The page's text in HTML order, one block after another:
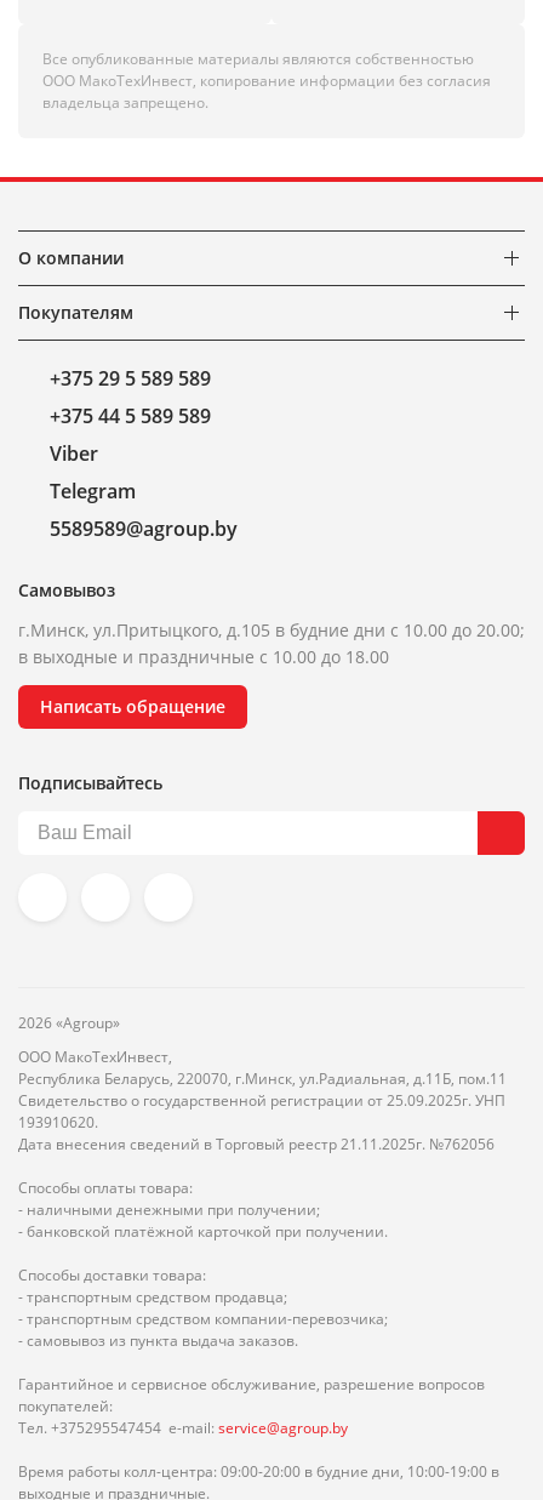
Все опубликованные материалы являются собственностью
ООО МакоТехИнвест, копирование информации без согласия
владельца запрещено.
О компании
Покупателям
+375 29 5 589 589
+375 44 5 589 589
Viber
Telegram
5589589@agroup.by
Самовывоз
г.Минск, ул.Притыцкого, д.105 в будние дни с 10.00 до 20.00;
в выходные и праздничные с 10.00 до 18.00
Написать обращение
Подписывайтесь
2026 «Agroup»
ООО МакоТехИнвест,
Республика Беларусь, 220070, г.Минск, ул.Радиальная, д.11Б, пом.11
Свидетельство о государственной регистрации от 25.09.2025г. УНП
193910620.
Дата внесения сведений в Торговый реестр 21.11.2025г. №762056
Способы оплаты товара:
- наличными денежными при получении;
- банковской платёжной карточкой при получении.
Способы доставки товара:
- транспортным средством продавца;
- транспортным средством компании-перевозчика;
- самовывоз из пункта выдача заказов.
Гарантийное и сервисное обслуживание, разрешение вопросов
покупателей:
Тел. +375295547454 e-mail: service@agroup.by
Время работы колл-центра: 09:00-20:00 в будние дни, 10:00-19:00 в
выходные и праздничные.